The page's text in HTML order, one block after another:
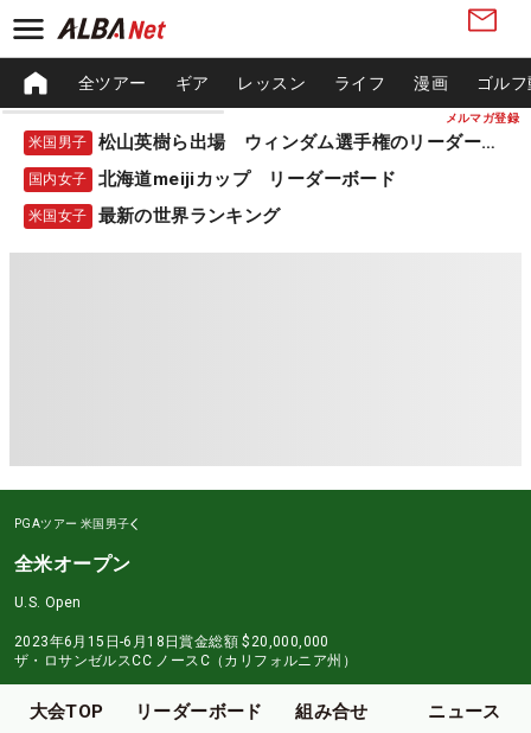
メルマガ登録
全ツアー ギア レッスン ライフ 漫画 ゴル
米国男子 松山英樹ら出場 ウィンダム選手権のリーダーボード
国内女子 北海道meijiカップ リーダーボード
米国女子 最新の世界ランキング
PGAツアー 米国男子
全米オープン
U.S. Open
2023年6月15日-6月18日賞金総額 $20,000,000
ザ・ロサンゼルスCC ノースC（カリフォルニア州）
大会TOP リーダーボード 組み合せ ニュース